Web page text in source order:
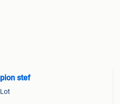
pion stef
Lot